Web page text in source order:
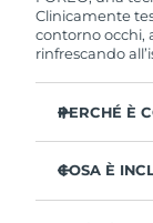
Clinicamente
contorno occhi,
rinfrescando
PERCHÉ È
ed efficace
3,5 volte più
COSA È
Vietnam